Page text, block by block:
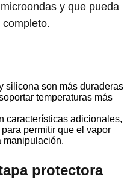
y que pueda
silicona son más duraderas
temperaturas más
características adicionales,
permitir que el vapor
manipulación.
protectora